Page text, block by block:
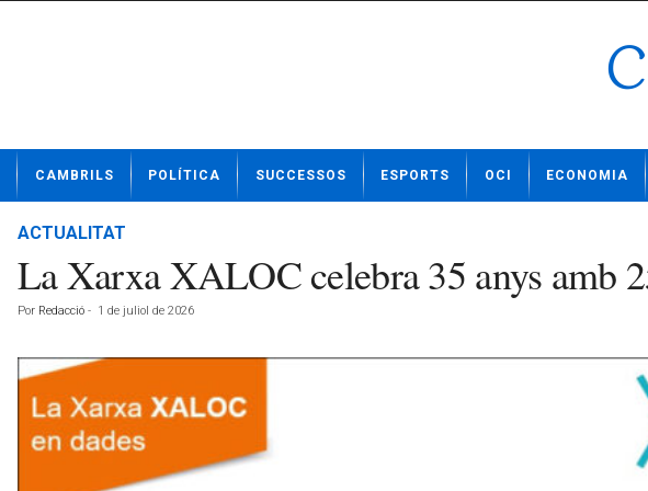
t
CAMBRILS POLÍTICA SUCCESSOS ESPORTS OCI ECONOMIA
ACTUALITAT
La Xarxa XALOC celebra 35 anys amb
Por Redacció - 1 de juliol de 2026